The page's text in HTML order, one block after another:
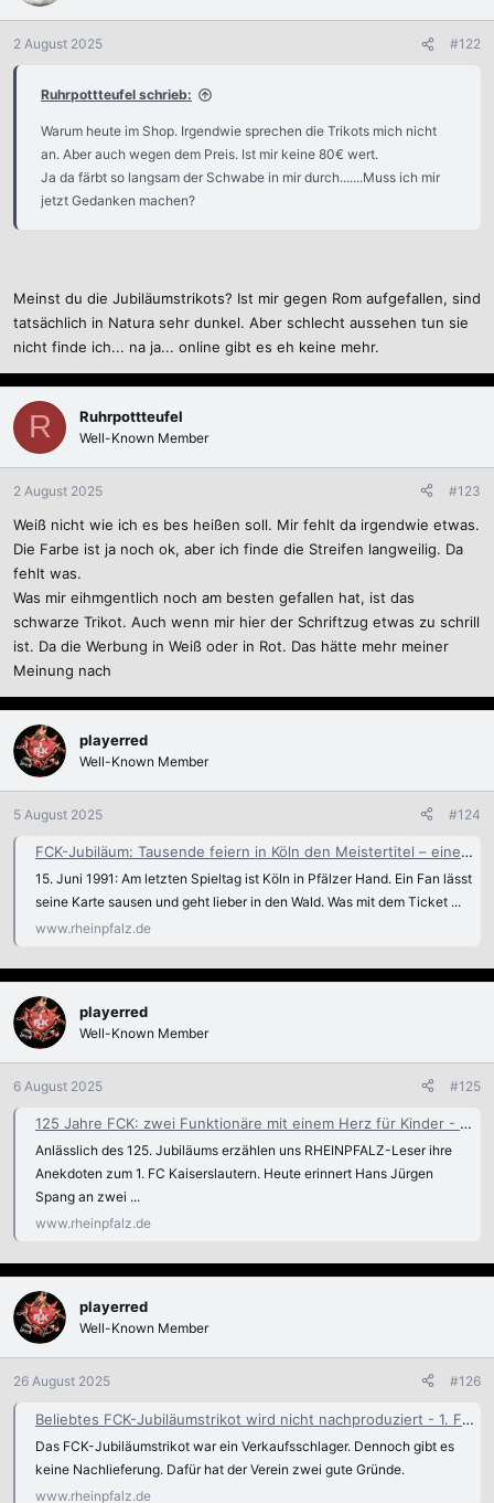
2 August 2025 #122
Ruhrpottteufel schrieb:
Warum heute im Shop. Irgendwie sprechen die Trikots mich nicht
an. Aber auch wegen dem Preis. Ist mir keine 80€ wert.
Ja da färbt so langsam der Schwabe in mir durch.......Muss ich mir
jetzt Gedanken machen?
Meinst du die Jubiläumstrikots? Ist mir gegen Rom aufgefallen, sind
tatsächlich in Natura sehr dunkel. Aber schlecht aussehen tun sie
nicht finde ich... na ja... online gibt es eh keine mehr.
R Ruhrpottteufel
Well-Known Member
2 August 2025 #123
Weiß nicht wie ich es bes heißen soll. Mir fehlt da irgendwie etwas.
Die Farbe ist ja noch ok, aber ich finde die Streifen langweilig. Da
fehlt was.
Was mir eihmgentlich noch am besten gefallen hat, ist das
schwarze Trikot. Auch wenn mir hier der Schriftzug etwas zu schrill
ist. Da die Werbung in Weiß oder in Rot. Das hätte mehr meiner
Meinung nach
playerred
Well-Known Member
5 August 2025 #124
FCK-Jubiläum: Tausende feiern in Köln den Meistertitel – einer geht lieber in den Wald - 125 Jahre FCK
15. Juni 1991: Am letzten Spieltag ist Köln in Pfälzer Hand. Ein Fan lässt
seine Karte sausen und geht lieber in den Wald. Was mit dem Ticket ...
www.rheinpfalz.de
playerred
Well-Known Member
6 August 2025 #125
125 Jahre FCK: zwei Funktionäre mit einem Herz für Kinder - Donnersbergkreis
Anlässlich des 125. Jubiläums erzählen uns RHEINPFALZ-Leser ihre
Anekdoten zum 1. FC Kaiserslautern. Heute erinnert Hans Jürgen
Spang an zwei ...
www.rheinpfalz.de
playerred
Well-Known Member
26 August 2025 #126
Beliebtes FCK-Jubiläumstrikot wird nicht nachproduziert - 1. FC Kaiserslautern
Das FCK-Jubiläumstrikot war ein Verkaufsschlager. Dennoch gibt es
keine Nachlieferung. Dafür hat der Verein zwei gute Gründe.
www.rheinpfalz.de